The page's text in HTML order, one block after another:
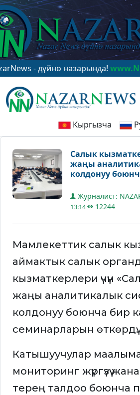
- дүйнө назарында!
Кыргызча
Салык
жаңы
колдонуу
Журналист:
13:14
12244
Мамлекеттик салык
аймактык салык
кызматкерлери үчүн
жаңы аналитикалык
колдонуу боюнча бир
семинарларын өткөрдү.
Катышуучулар
мониторинг жүргүзүү
терең талдоо боюнча